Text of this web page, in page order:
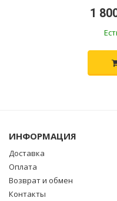
1
ИНФОРМАЦИЯ
Доставка
Оплата
Возврат и обмен
Контакты